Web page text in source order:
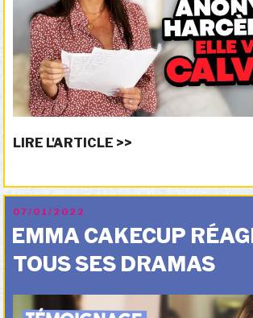
LIRE L'ARTICLE >>
PUBLIÉ
LE
07/01/2022
EMMA CAKECUP
TOUS SES DRAMAS